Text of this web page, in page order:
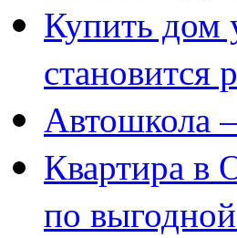
Купить дом
становится
Автошкола
Квартира в
по